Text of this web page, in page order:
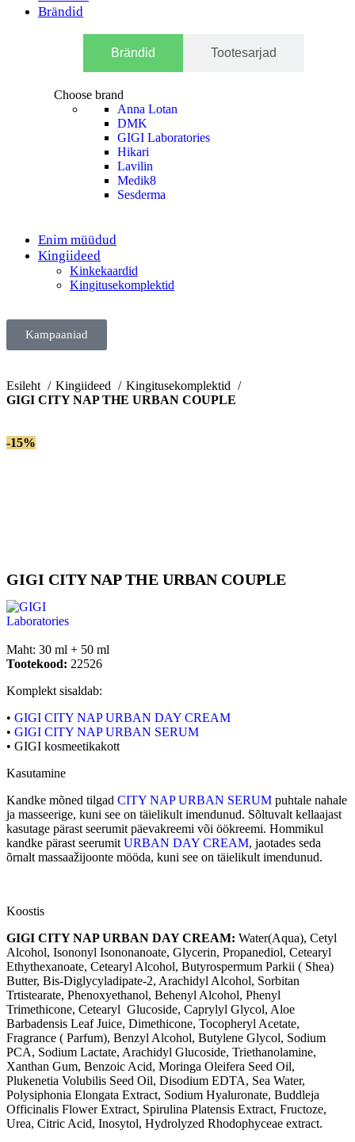
Brändid
Brändid Tootesarjad
Choose brand
Anna Lotan
DMK
GIGI Laboratories
Hikari
Lavilin
Medik8
Sesderma
Enim müüdud
Kingiideed
Kinkekaardid
Kingitusekomplektid
Kampaaniad
Esileht Kingiideed
Kingitusekomplektid
GIGI CITY NAP THE URBAN COUPLE
-15%
GIGI CITY NAP THE URBAN COUPLE
Maht: 30 ml + 50 ml
Tootekood: 22526
Komplekt sisaldab:
• GIGI CITY NAP URBAN DAY CREAM
• GIGI CITY NAP URBAN SERUM
• GIGI kosmeetikakott
Kasutamine
Kandke mõned tilgad CITY NAP URBAN SERUM puhtale nahale
ja masseerige, kuni see on täielikult imendunud. Sõltuvalt kellaajast
kasutage pärast seerumit päevakreemi või öökreemi. Hommikul
kandke pärast seerumit URBAN DAY CREAM, jaotades seda
õrnalt massaažijoonte mööda, kuni see on täielikult imendunud.
Koostis
GIGI CITY NAP URBAN DAY CREAM: Water(Aqua), Cetyl
Alcohol, Isononyl Isononanoate, Glycerin, Propanediol, Cetearyl
Ethythexanoate, Cetearyl Alcohol, Butyrospermum Parkii ( Shea)
Butter, Bis-Diglycyladipate-2, Arachidyl Alcohol, Sorbitan
Trtistearate, Phenoxyethanol, Behenyl Alcohol, Phenyl
Trimethicone, Cetearyl Glucoside, Caprylyl Glycol, Aloe
Barbadensis Leaf Juice, Dimethicone, Tocopheryl Acetate,
Fragrance ( Parfum), Benzyl Alcohol, Butylene Glycol, Sodium
PCA, Sodium Lactate, Arachidyl Glucoside, Triethanolamine,
Xanthan Gum, Benzoic Acid, Moringa Oleifera Seed Oil,
Plukenetia Volubilis Seed Oil, Disodium EDTA, Sea Water,
Polysiphonia Elongata Extract, Sodium Hyaluronate, Buddleja
Officinalis Flower Extract, Spirulina Platensis Extract, Fructoze,
Urea, Citric Acid, Inosytol, Hydrolyzed Rhodophyceae extract.